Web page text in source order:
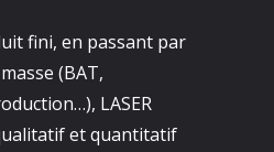
fini, en passant par
(BAT,
LASER
et quantitatif